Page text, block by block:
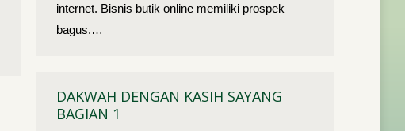
internet. Bisnis butik online memiliki prospek
bagus.…
DAKWAH DENGAN KASIH SAYANG
BAGIAN 1